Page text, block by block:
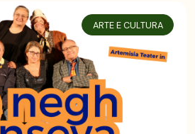
ARTE E CULTURA